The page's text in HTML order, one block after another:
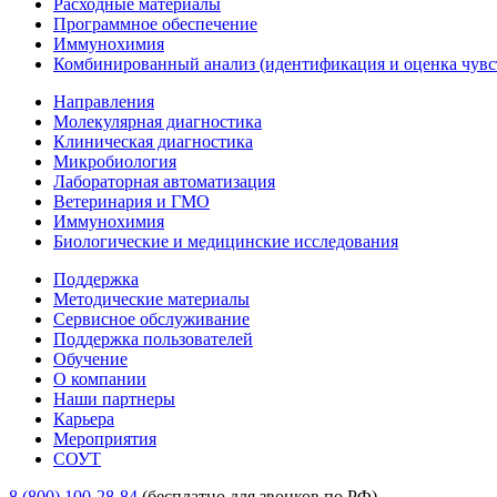
Программное обеспечение
Иммунохимия
Комбинированный анализ (идентификация и оценка
Направления
Молекулярная диагностика
Клиническая диагностика
Микробиология
Лабораторная автоматизация
Ветеринария и ГМО
Иммунохимия
Биологические и медицинские исследования
Поддержка
Методические материалы
Сервисное обслуживание
Поддержка пользователей
Обучение
О компании
Наши партнеры
Карьера
Мероприятия
СОУТ